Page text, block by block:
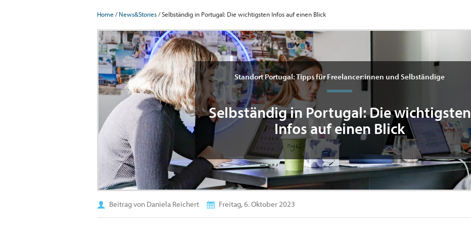
Home /News&Stories/ Selbständig in Portugal: Die wichtigsten Infos auf einen Blick
Standort Portugal: Tipps für Freelancer:innen und Selbständige
Selbständig in Portugal: Die wichtigsten
Infos auf einen Blick
Beitrag von Daniela Reichert Freitag, 6. Oktober 2023